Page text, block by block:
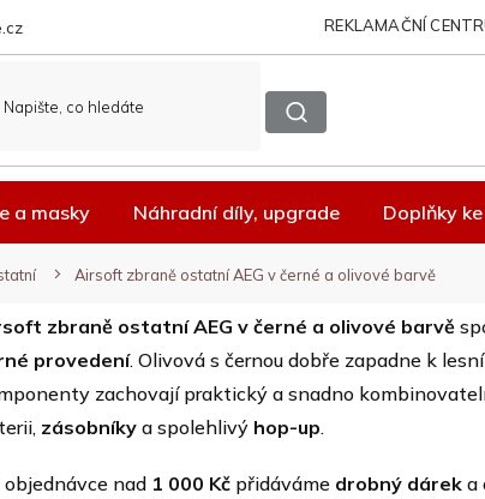
REKLAMAČNÍ
a masky Náhradní díly, upgrade Doplňky
Airsoft zbraně ostatní AEG v černé a olivové barvě
zbraně ostatní AEG v černé a olivové barvě
provedení. Olivová s černou dobře zapadne k
zachovají praktický a snadno
zásobníky a spolehlivý hop-up.
objednávce nad 1 000 Kč přidáváme drobný dárek a